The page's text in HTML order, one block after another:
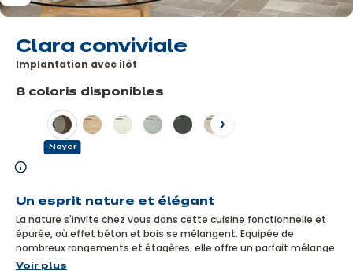
Clara conviviale
Implantation avec ilôt
En
plus
8 coloris disponibles
Précédent
Un esprit nature et élégant
La nature s'invite chez vous dans cette cuisine fonctionnelle et
épurée, où effet béton et bois se mélangent. Equipée de
nombreux rangements et étagères, elle offre un parfait mélange
de praticité et d'esthétisme... idéal pour ceux qui aiment cuisiner,
Voir plus
Noyer